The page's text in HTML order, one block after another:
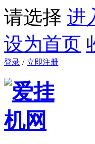
请选择 进
设为首页
登录 / 立即注册